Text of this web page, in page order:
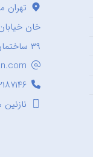
تهران
خان
۳۹ ساختمان کریم خان
نازنین